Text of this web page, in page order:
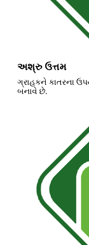
અશ્રુ ઉત્તમ
ગ્રાહકને કાતરના
બનાવે છે.